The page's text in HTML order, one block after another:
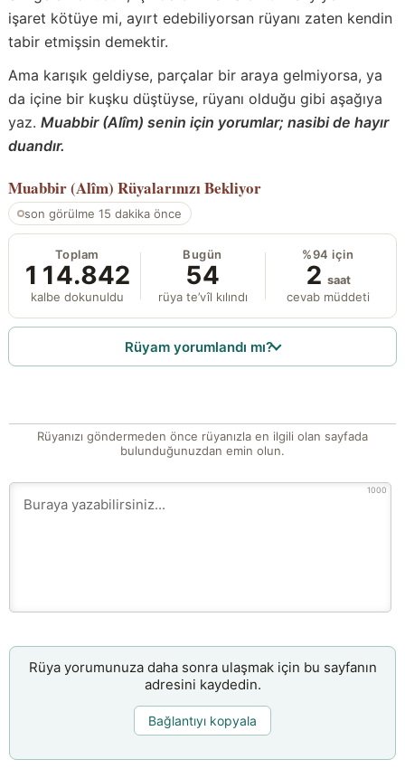
işaret kötüye mi, ayırt edebiliyorsan rüyanı zaten kendin
tabir etmişsin demektir.
Ama karışık geldiyse, parçalar bir araya gelmiyorsa, ya
da içine bir kuşku düştüyse, rüyanı olduğu gibi aşağıya
yaz. Muabbir (Alîm) senin için yorumlar; nasibi de hayır
duandır.
Muabbir (Alîm) Rüyalarınızı Bekliyor
son görülme 15 dakika önce
Toplam
114.842
kalbe dokunuldu
Bugün
54
rüya te’vîl kılındı
%94 için
2 saat
cevab müddeti
Rüyam yorumlandı mı?
Rüyanızı göndermeden önce rüyanızla en ilgili olan sayfada
bulunduğunuzdan emin olun.
1000
Rüya yorumunuza daha sonra ulaşmak için bu sayfanın
adresini kaydedin.
Bağlantıyı kopyala